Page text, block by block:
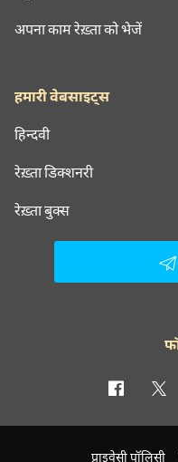
अपना काम रेख़्ता को भेजें
हमारी वेबसाइट्स
हिन्दवी
रेख़्ता डिक्शनरी
रेख़्ता बुक्स
प्राइवेसी पॉलिसी